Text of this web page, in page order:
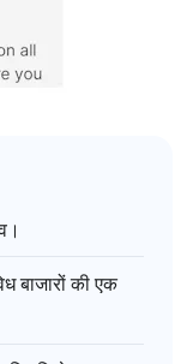
बाजारों की एक